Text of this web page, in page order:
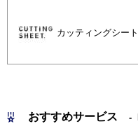
カッティングシート
おすすめサービス